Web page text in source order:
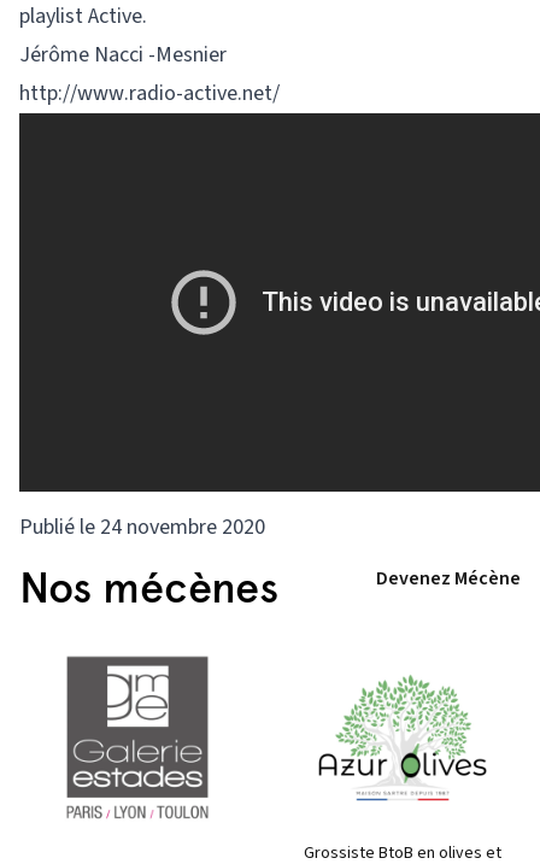
playlist Active.
Jérôme Nacci -Mesnier
http://www.radio-active.net/
Publié le 24 novembre 2020
Nos mécènes Devenez Mécène
Grossiste BtoB en olives et